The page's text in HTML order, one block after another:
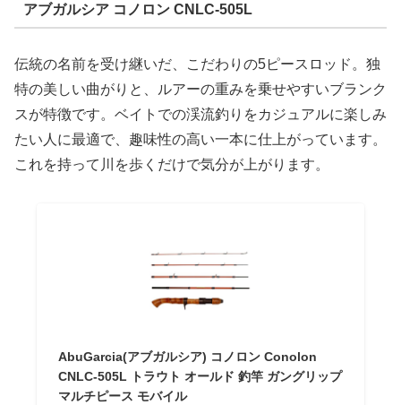
アブガルシア コノロン CNLC-505L
伝統の名前を受け継いだ、こだわりの5ピースロッド。独
特の美しい曲がりと、ルアーの重みを乗せやすいブランク
スが特徴です。ベイトでの渓流釣りをカジュアルに楽しみ
たい人に最適で、趣味性の高い一本に仕上がっています。
これを持って川を歩くだけで気分が上がります。
AbuGarcia(アブガルシア) コノロン Conolon
CNLC-505L トラウト オールド 釣竿 ガングリップ
マルチピース モバイル